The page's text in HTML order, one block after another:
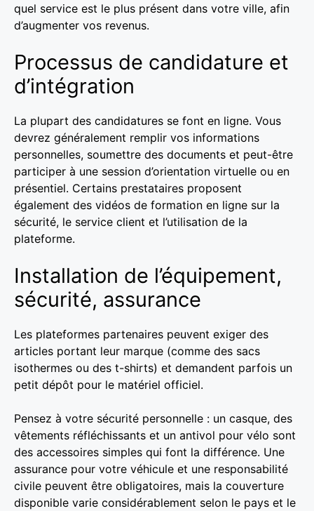
quel service est le plus présent dans votre ville, afin
d’augmenter vos revenus.
Processus de candidature et
d’intégration
La plupart des candidatures se font en ligne. Vous
devrez généralement remplir vos informations
personnelles, soumettre des documents et peut-être
participer à une session d’orientation virtuelle ou en
présentiel. Certains prestataires proposent
également des vidéos de formation en ligne sur la
sécurité, le service client et l’utilisation de la
plateforme.
Installation de l’équipement,
sécurité, assurance
Les plateformes partenaires peuvent exiger des
articles portant leur marque (comme des sacs
isothermes ou des t-shirts) et demandent parfois un
petit dépôt pour le matériel officiel.
Pensez à votre sécurité personnelle : un casque, des
vêtements réfléchissants et un antivol pour vélo sont
des accessoires simples qui font la différence. Une
assurance pour votre véhicule et une responsabilité
civile peuvent être obligatoires, mais la couverture
disponible varie considérablement selon le pays et le